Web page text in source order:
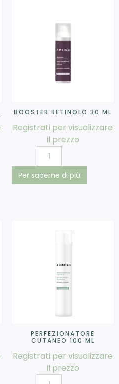
BOOSTER RETINOLO 30 ML
Registrati per visualizzare
il prezzo
Per saperne di più
PERFEZIONATORE
CUTANEO 100 ML
Registrati per visualizzare
il prezzo